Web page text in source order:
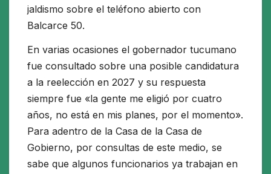
jaldismo sobre el teléfono abierto con
Balcarce 50.
En varias ocasiones el gobernador tucumano
fue consultado sobre una posible candidatura
a la reelección en 2027 y su respuesta
siempre fue «la gente me eligió por cuatro
años, no está en mis planes, por el momento».
Para adentro de la Casa de la Casa de
Gobierno, por consultas de este medio, se
sabe que algunos funcionarios ya trabajan en